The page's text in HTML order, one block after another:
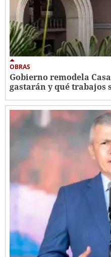
OBRAS
Gobierno remodela
gastarán y qué trabajos